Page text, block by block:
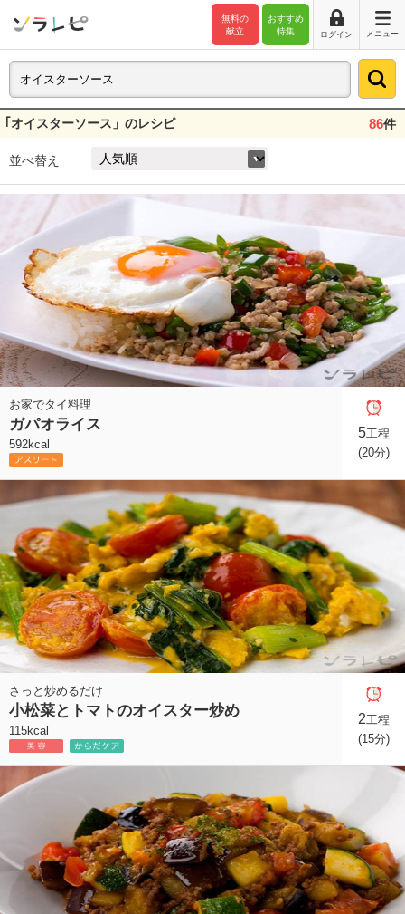
おすすめ
特集
無料の
献立
ログイン メニュー
｢オイスターソース」のレシピ 86件
並べ替え
お家でタイ料理
ガパオライス
592kcal
5工程
(20分)
さっと炒めるだけ
小松菜とトマトのオイスター炒め
115kcal
2工程
(15分)